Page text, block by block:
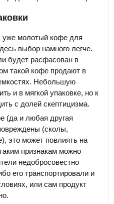
уже молотый кофе для
выбор намного легче.
будет расфасован в
такой кофе продают в
Небольшую
и в мягкой упаковке, но к
с долей скептицизма.
(да и любая другая
(сколы,
это может повлиять на
признакам можно
недобросовестно
его транспортировали и
или сам продукт